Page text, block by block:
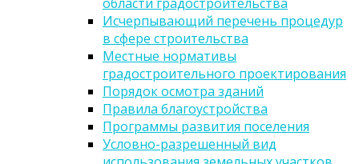
Исчерпывающий перечень процедур
в сфере строительства
Местные нормативы
градостроительного проектирования
Порядок осмотра зданий
Правила благоустройства
Программы развития поселения
Условно-разрешенный вид